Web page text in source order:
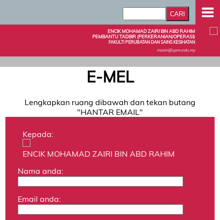
ENCIK MOHAMAD ZAIRI BIN ABD RAHIM
PEMBANTU TADBIR (PERKERANIAN/OPERASI)
FAKULTI PERUBATAN DAN SAINS KESIHATAN
mzairi@upm.edu.my
E-MEL
Lengkapkan ruang dibawah dan tekan butang
"HANTAR EMAIL"
Kepada:
ENCIK MOHAMAD ZAIRI BIN ABD RAHIM
Nama anda:
Email anda: